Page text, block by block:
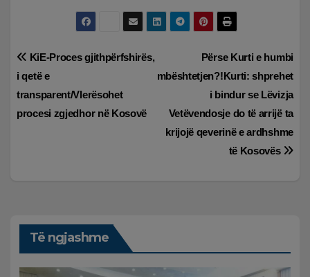
Lëvizje
te
postimet
Përse Kurti e humbi
mbështetjen?!Kurti: shprehet
i bindur se Lëvizja
Vetëvendosje do të arrijë ta
krijojë qeverinë e ardhshme
të Kosovës
KiE-Proces gjithpërfshirës,
i qetë e
transparent/Vlerësohet
procesi zgjedhor në Kosovë
Të ngjashme